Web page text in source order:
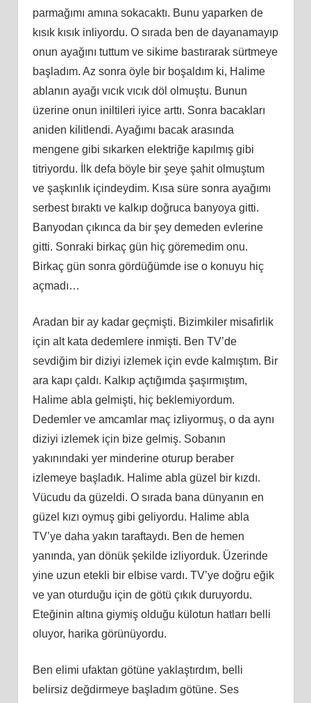
parmağımı amına sokacaktı. Bunu yaparken de
kısık kısık inliyordu. O sırada ben de dayanamayıp
onun ayağını tuttum ve sikime bastırarak sürtmeye
başladım. Az sonra öyle bir boşaldım ki, Halime
ablanın ayağı vıcık vıcık döl olmuştu. Bunun
üzerine onun iniltileri iyice arttı. Sonra bacakları
aniden kilitlendi. Ayağımı bacak arasında
mengene gibi sıkarken elektriğe kapılmış gibi
titriyordu. İlk defa böyle bir şeye şahit olmuştum
ve şaşkınlık içindeydim. Kısa süre sonra ayağımı
serbest bıraktı ve kalkıp doğruca banyoya gitti.
Banyodan çıkınca da bir şey demeden evlerine
gitti. Sonraki birkaç gün hiç göremedim onu.
Birkaç gün sonra gördüğümde ise o konuyu hiç
açmadı…
Aradan bir ay kadar geçmişti. Bizimkiler misafirlik
için alt kata dedemlere inmişti. Ben TV’de
sevdiğim bir diziyi izlemek için evde kalmıştım. Bir
ara kapı çaldı. Kalkıp açtığımda şaşırmıştım,
Halime abla gelmişti, hiç beklemiyordum.
Dedemler ve amcamlar maç izliyormuş, o da aynı
diziyi izlemek için bize gelmiş. Sobanın
yakınındaki yer minderine oturup beraber
izlemeye başladık. Halime abla güzel bir kızdı.
Vücudu da güzeldi. O sırada bana dünyanın en
güzel kızı oymuş gibi geliyordu. Halime abla
TV’ye daha yakın taraftaydı. Ben de hemen
yanında, yan dönük şekilde izliyorduk. Üzerinde
yine uzun etekli bir elbise vardı. TV’ye doğru eğik
ve yan oturduğu için de götü çıkık duruyordu.
Eteğinin altına giymiş olduğu külotun hatları belli
oluyor, harika görünüyordu.
Ben elimi ufaktan götüne yaklaştırdım, belli
belirsiz değdirmeye başladım götüne. Ses